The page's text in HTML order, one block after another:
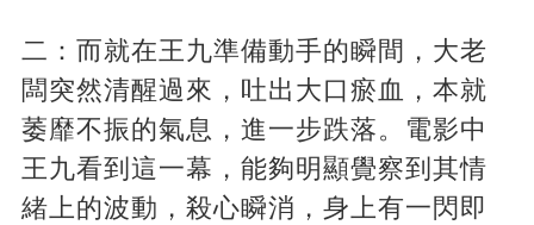
二：而就在王九準備動手的瞬間，大老
闆突然清醒過來，吐出大口瘀血，本就
萎靡不振的氣息，進一步跌落。電影中
王九看到這一幕，能夠明顯覺察到其情
緒上的波動，殺心瞬消，身上有一閃即